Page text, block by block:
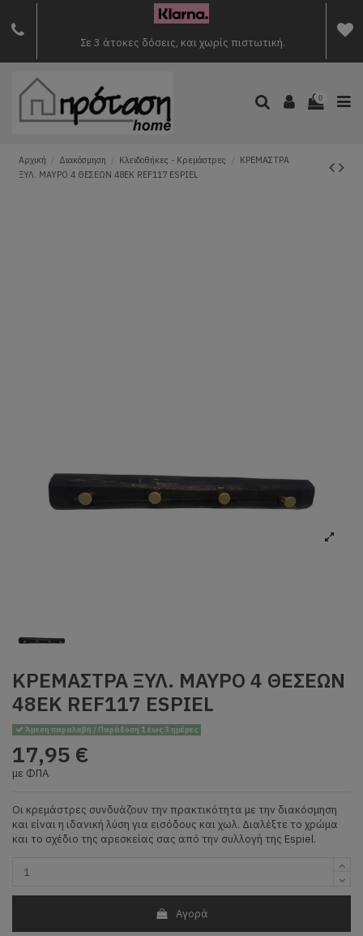
Σε 3 άτοκες δόσεις, και χωρίς πιστωτική.
0
Αρχική Διακόσμηση Κλειδοθήκες - Κρεμάστρες
ΚΡΕΜΑΣΤΡΑ
ΞΥΛ. ΜΑΥΡΟ 4 ΘΕΣΕΩΝ 48ΕΚ REF117 ESPIEL
ΚΡΕΜΑΣΤΡΑ ΞΥΛ. ΜΑΥΡΟ 4 ΘΕΣΕΩΝ
48ΕΚ REF117 ESPIEL
Άμεση παραλαβή / Παράδοση 1 έως 3 ημέρες
17,95 €
με ΦΠΑ
Οι κρεμάστρες συνδυάζουν την πρακτικότητα με την διακόσμηση
και είναι η ιδανική λύση για εισόδους και χωλ. Διαλέξτε το χρώμα
και το σχέδιο της αρεσκείας σας από την συλλογή της Espiel.
Αγορά